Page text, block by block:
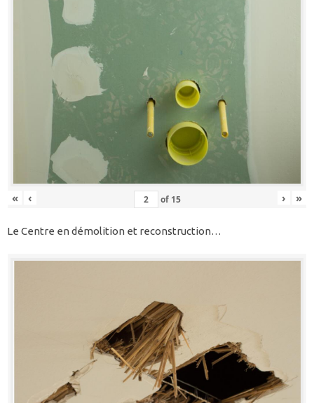
« ‹ of 15 › »
Le Centre en démolition et reconstruction…